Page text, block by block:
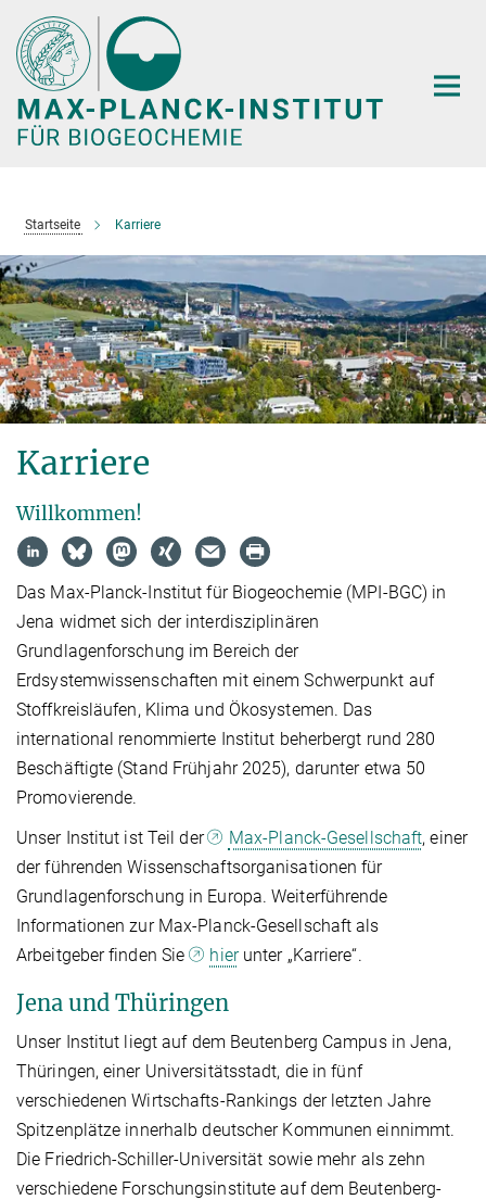
Hauptinhalt
Startseite Karriere
Karriere
Willkommen!
Das Max-Planck-Institut für Biogeochemie (MPI-BGC) in
Jena widmet sich der interdisziplinären
Grundlagenforschung im Bereich der
Erdsystemwissenschaften mit einem Schwerpunkt auf
Stoffkreisläufen, Klima und Ökosystemen. Das
international renommierte Institut beherbergt rund 280
Beschäftigte (Stand Frühjahr 2025), darunter etwa 50
Promovierende.
Unser Institut ist Teil der
Max-Planck-Gesellschaft, einer
der führenden Wissenschaftsorganisationen für
Grundlagenforschung in Europa. Weiterführende
Informationen zur Max-Planck-Gesellschaft als
Arbeitgeber finden Sie
hierunter „Karriere“.
Jena und Thüringen
Unser Institut liegt auf dem Beutenberg Campus in Jena,
Thüringen, einer Universitätsstadt, die in fünf
verschiedenen Wirtschafts-Rankings der letzten Jahre
Spitzenplätze innerhalb deutscher Kommunen einnimmt.
Die Friedrich-Schiller-Universität sowie mehr als zehn
verschiedene Forschungsinstitute auf dem Beutenberg-